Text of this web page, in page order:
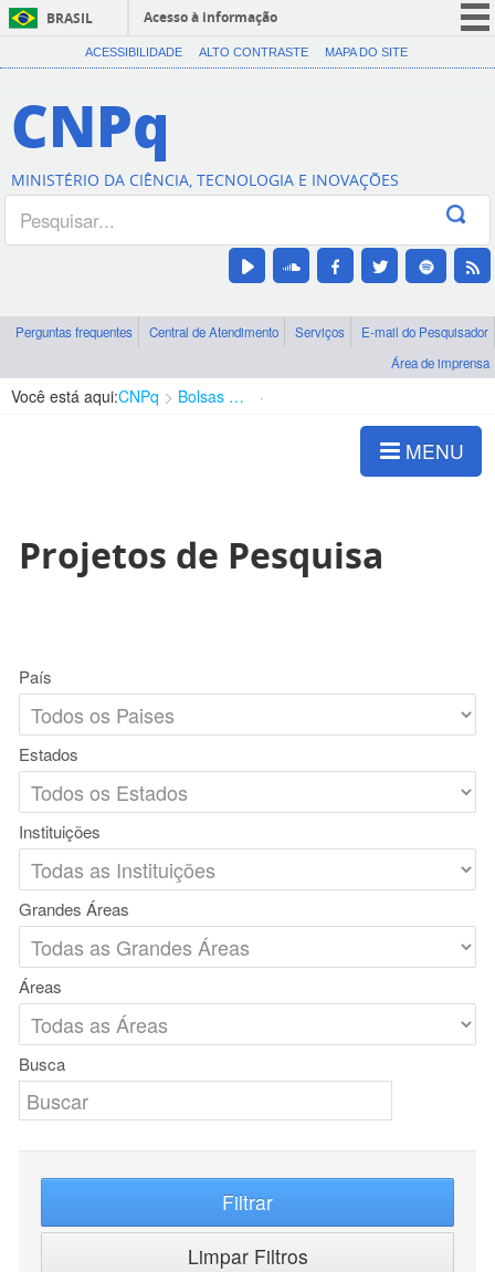
BRASIL
Acesso à informação
CORONAVÍRUS (COVID-19)
Canais
ACESSIBILIDADE ALTO CONTRASTE MAPA DO SITE
CNPq
MINISTÉRIO DA CIÊNCIA, TECNOLOGIA E INOVAÇÕES
Perguntas frequentes Central de Atendimento Serviços
E-mail do Pesquisador
Área de imprensa
Você está aqui:CNPq Bolsas e Auxílios Vigentes
MENU
Projetos de Pesquisa
País
Estados
Instituições
Grandes Áreas
Áreas
Busca
Filtrar
Limpar Filtros